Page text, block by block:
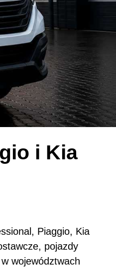
i Kia
Piaggio, Kia
pojazdy
województwach